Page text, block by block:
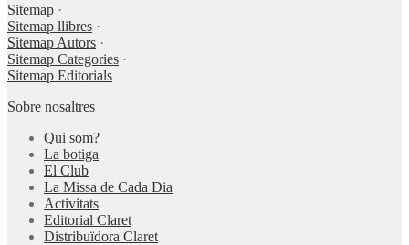
Sitemap ·
Sitemap llibres ·
Sitemap Autors ·
Sitemap Categories ·
Sitemap Editorials
Sobre nosaltres
Qui som?
La botiga
El Club
La Missa de Cada Dia
Activitats
Editorial Claret
Distribuïdora Claret